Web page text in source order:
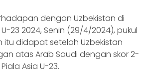
dengan Uzbekistan di
23 2024, Senin (29/4/2024), pukul
itu didapat setelah Uzbekistan
atas Arab Saudi dengan skor 2-
Asia U-23.